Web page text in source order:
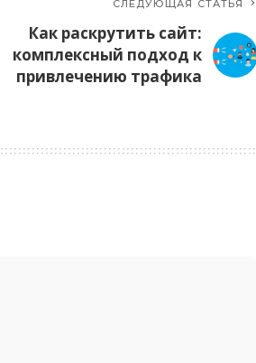
СЛЕДУЮЩАЯ СТАТЬЯ
Как раскрутить сайт:
комплексный подход к
привлечению трафика